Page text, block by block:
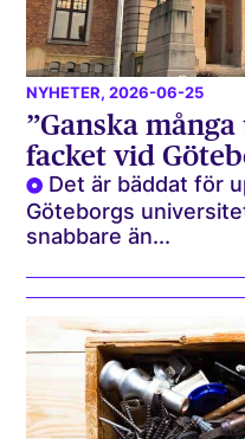
NYHETER, 2026-06-25
”Ganska
facket vid
Det är bäddat för
Göteborgs
snabbare än...